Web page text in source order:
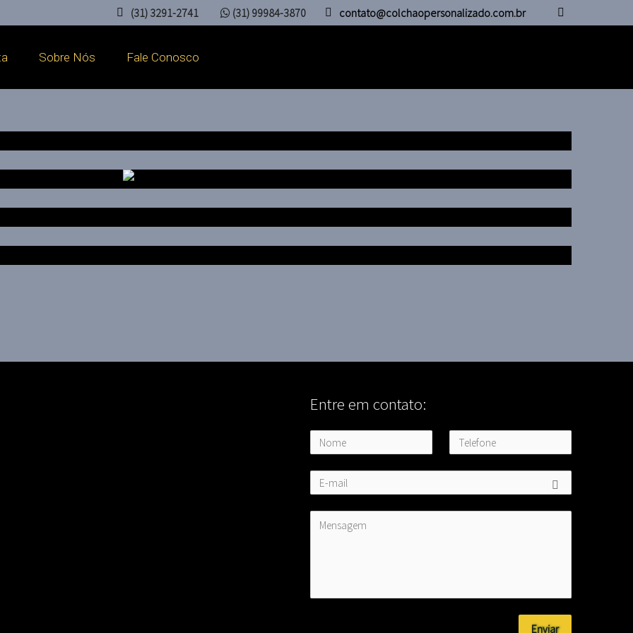
(31) 3291-2741 (31) 99984-3870 contato@colchaopersonalizado.com.br
Sobre Nós Fale Conosco
Entre em contato:
Enviar